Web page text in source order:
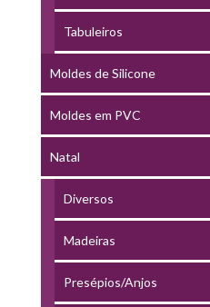
Tabuleiros
Moldes de Silicone
Moldes em PVC
Natal
Diversos
Madeiras
Presépios/Anjos